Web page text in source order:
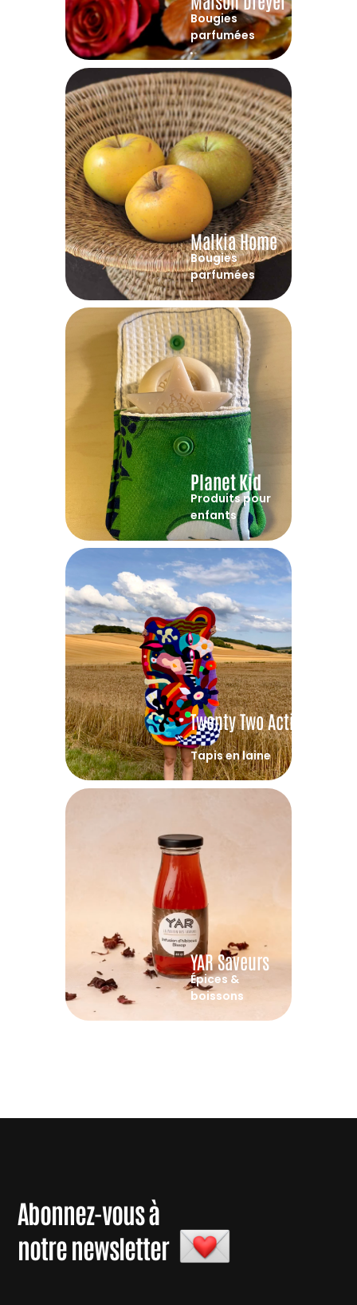
Bougies
parfumées
Malkia Home
Bougies
parfumées
Planet Kid
Produits pour
enfants
Twenty Two Activities
Tapis en laine
YAR Saveurs
Épices &
boissons
Abonnez-vous à
notre newsletter